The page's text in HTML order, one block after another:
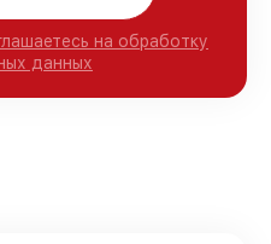
на обработку
данных